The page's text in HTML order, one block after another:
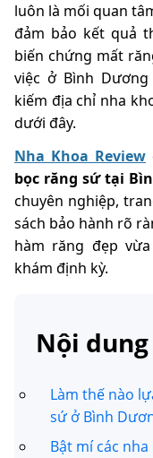
luôn là mối quan
đảm bảo kết quả
biến chứng mất
việc ở Bình
kiếm địa chỉ nha
dưới đây.
Nha Khoa Review
bọc răng sứ tại
chuyên nghiệp,
sách bảo hành rõ
hàm răng đẹp
khám định kỳ.
Nội
Làm thế nào
sứ ở Bình
Bật mí các